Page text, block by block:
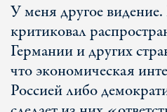
У меня другое видение.
критиковал
Германии и других
что экономическая
Россией либо